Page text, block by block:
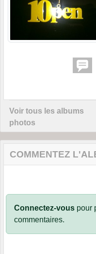
Voir tous les albums
photos
COMMENTEZ
Connectez-vous pour
commentaires.